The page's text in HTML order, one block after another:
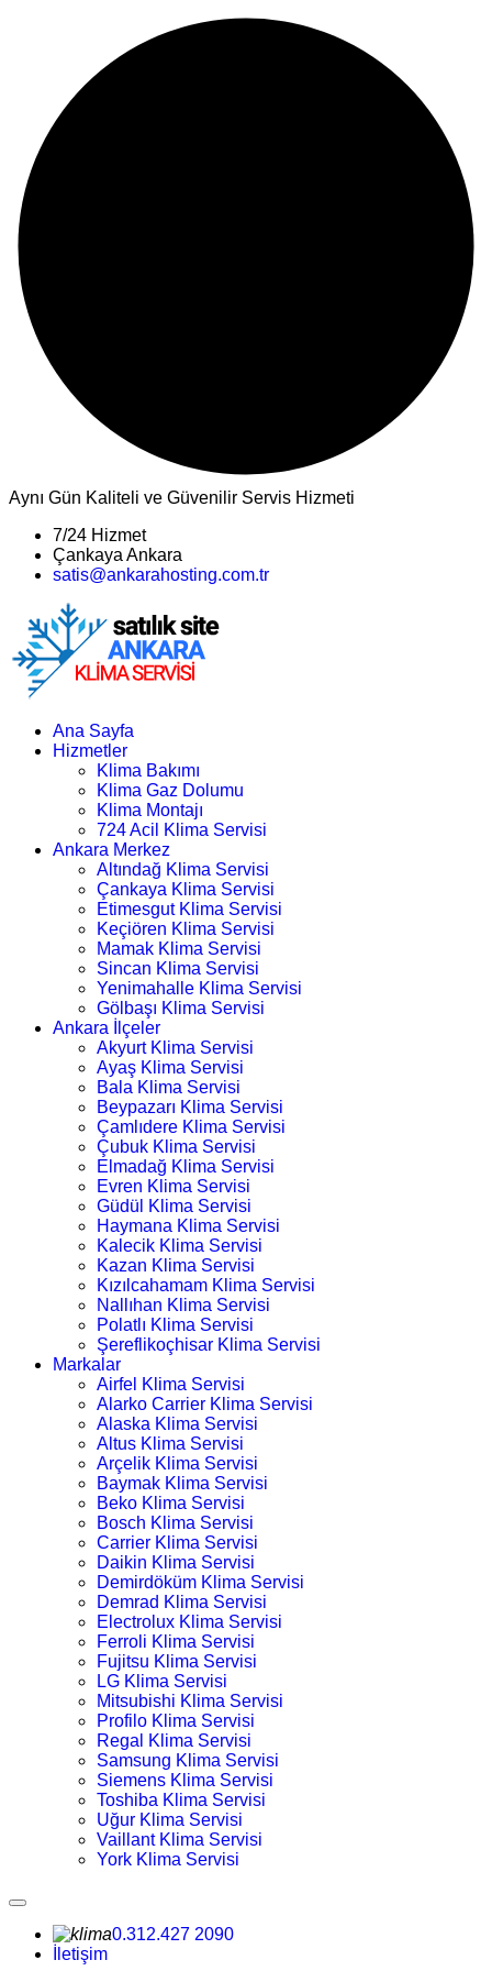
Aynı Gün Kaliteli ve Güvenilir Servis Hizmeti
7/24 Hizmet
Çankaya Ankara
satis@ankarahosting.com.tr
Ana Sayfa
Hizmetler
Klima Bakımı
Klima Gaz Dolumu
Klima Montajı
724 Acil Klima Servisi
Ankara Merkez
Altındağ Klima Servisi
Çankaya Klima Servisi
Etimesgut Klima Servisi
Keçiören Klima Servisi
Mamak Klima Servisi
Sincan Klima Servisi
Yenimahalle Klima Servisi
Gölbaşı Klima Servisi
Ankara İlçeler
Akyurt Klima Servisi
Ayaş Klima Servisi
Bala Klima Servisi
Beypazarı Klima Servisi
Çamlıdere Klima Servisi
Çubuk Klima Servisi
Elmadağ Klima Servisi
Evren Klima Servisi
Güdül Klima Servisi
Haymana Klima Servisi
Kalecik Klima Servisi
Kazan Klima Servisi
Kızılcahamam Klima Servisi
Nallıhan Klima Servisi
Polatlı Klima Servisi
Şereflikoçhisar Klima Servisi
Markalar
Airfel Klima Servisi
Alarko Carrier Klima Servisi
Alaska Klima Servisi
Altus Klima Servisi
Arçelik Klima Servisi
Baymak Klima Servisi
Beko Klima Servisi
Bosch Klima Servisi
Carrier Klima Servisi
Daikin Klima Servisi
Demirdöküm Klima Servisi
Demrad Klima Servisi
Electrolux Klima Servisi
Ferroli Klima Servisi
Fujitsu Klima Servisi
LG Klima Servisi
Mitsubishi Klima Servisi
Profilo Klima Servisi
Regal Klima Servisi
Samsung Klima Servisi
Siemens Klima Servisi
Toshiba Klima Servisi
Uğur Klima Servisi
Vaillant Klima Servisi
York Klima Servisi
0.312.427 2090
İletişim